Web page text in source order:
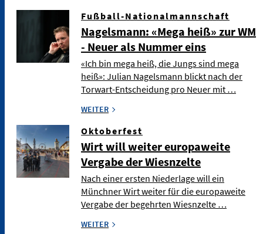
Fußball-Nationalmannschaft
Nagelsmann: «Mega heiß» zur WM
- Neuer als Nummer eins
«Ich bin mega heiß, die Jungs sind mega
heiß»: Julian Nagelsmann blickt nach der
Torwart-Entscheidung pro Neuer mit …
WEITER
Oktoberfest
Wirt will weiter europaweite
Vergabe der Wiesnzelte
Nach einer ersten Niederlage will ein
Münchner Wirt weiter für die europaweite
Vergabe der begehrten Wiesnzelte …
WEITER